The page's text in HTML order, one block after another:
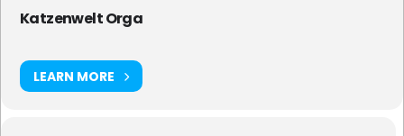
Katzenwelt Orga
LEARN MORE